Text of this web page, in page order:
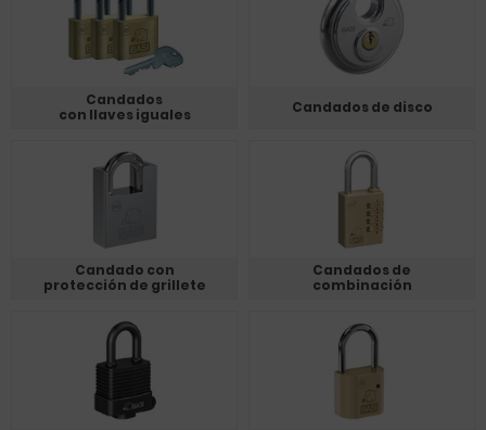
Candados
con llaves iguales
Candados de disco
Candado con
protección de grillete
Candados de
combinación